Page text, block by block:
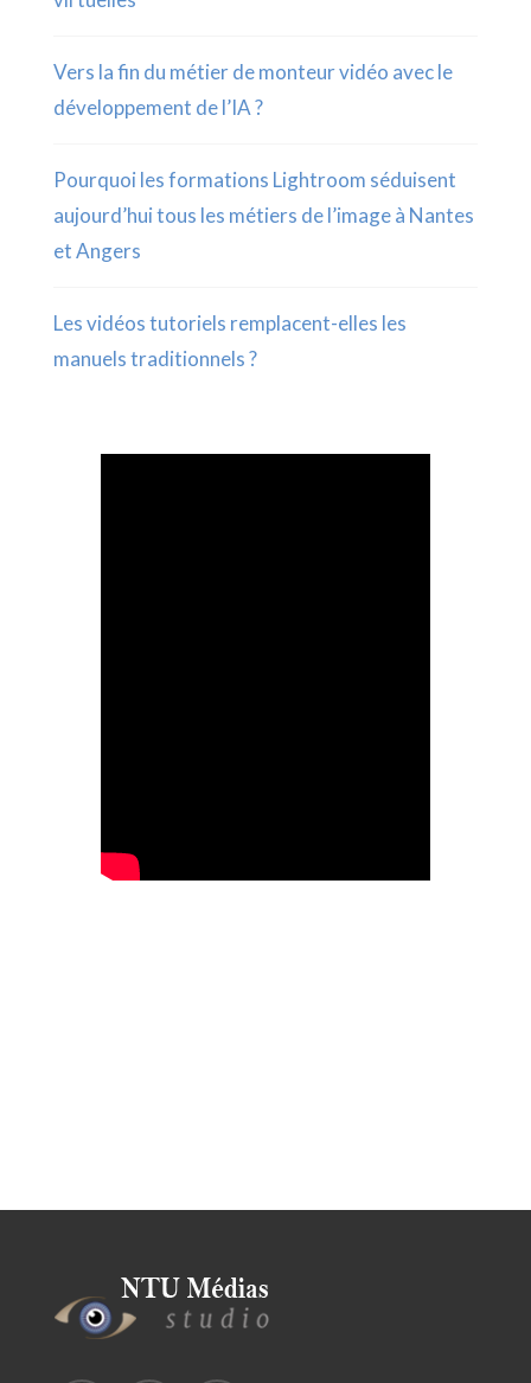
Vers la fin du métier de monteur vidéo avec le
développement de l’IA ?
Pourquoi les formations Lightroom séduisent
aujourd’hui tous les métiers de l’image à Nantes
et Angers
Les vidéos tutoriels remplacent-elles les
manuels traditionnels ?